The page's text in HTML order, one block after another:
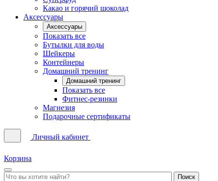
Какао и горячий шоколад
Аксессуары
Аксессуары
Показать все
Бутылки для воды
Шейкеры
Контейнеры
Домашний тренинг
Домашний тренинг
Показать все
Фитнес-резинки
Магнезия
Подарочные сертификаты
Личный кабинет
Корзина